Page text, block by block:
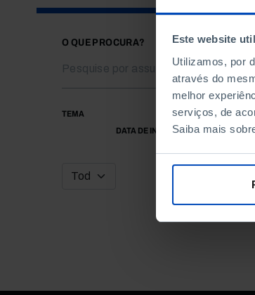
Este website
Utilizamos, por
através do
melhor
serviços, de
Saiba mais
O QUE PROCURA?
TEMA
DATA DE INÍCIO